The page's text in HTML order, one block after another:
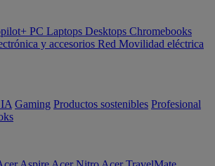
PC Laptops Desktops Chromebooks
y accesorios Red Movilidad eléctrica
Gaming Productos sostenibles Profesional